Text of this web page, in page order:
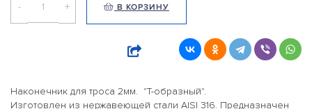
- + В КОРЗИНУ
Наконечник для троса 2мм. "Т-образный".
Изготовлен из нержавеющей стали AISI 316. Предназначен